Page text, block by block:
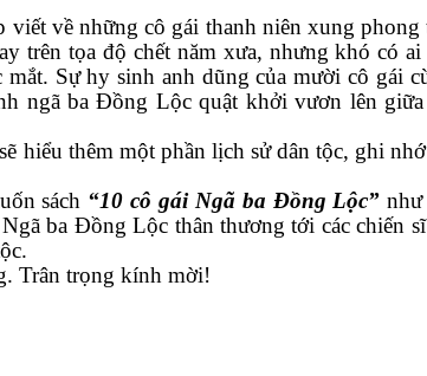
viết về những cô gái thanh niên xung
trên tọa độ chết năm xưa, nhưng khó có
Sự hy sinh anh dũng của mười cô gái
ngã ba Đồng Lộc quật khởi vươn lên
hiểu thêm một phần lịch sử dân tộc, ghi
sách “10 cô gái Ngã ba Đồng Lộc” như
ba Đồng Lộc thân thương tới các chiến
.
. Trân trọng kính mời!